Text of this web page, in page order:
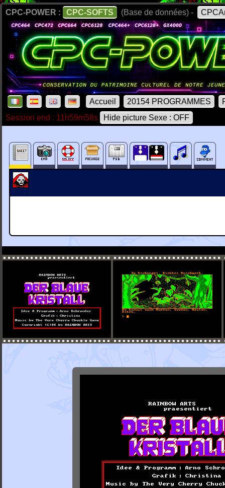
CPC-POWER : CPC-SOFTS (Base de données) -
Accueil 20154 PROGRAMMES
Session end : 11h59m58s
Hide picture Sexe : OFF